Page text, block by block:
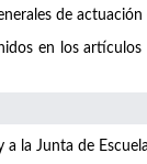
de
en los
la Junta de